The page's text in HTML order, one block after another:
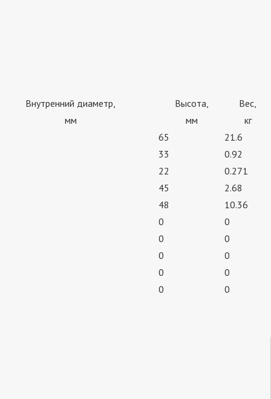
Внутренний диаметр,
мм
Высота,
мм
Вес,
кг
65
21.6
33
0.92
22
0.271
45
2.68
48
10.36
0
0
0
0
0
0
0
0
0 0